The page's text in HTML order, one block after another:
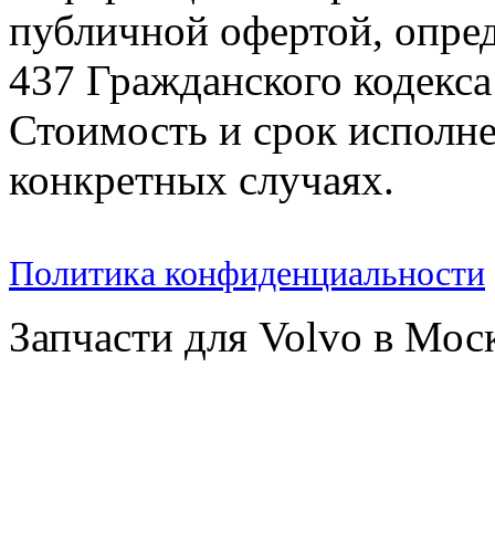
публичной офертой,
437 Гражданского
Стоимость и срок
конкретных случаях.
Политика конфиденциальности
Запчасти для Volvo в